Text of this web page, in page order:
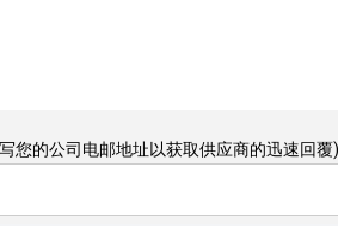
您的公司电邮地址以获取供应商的迅速回覆)